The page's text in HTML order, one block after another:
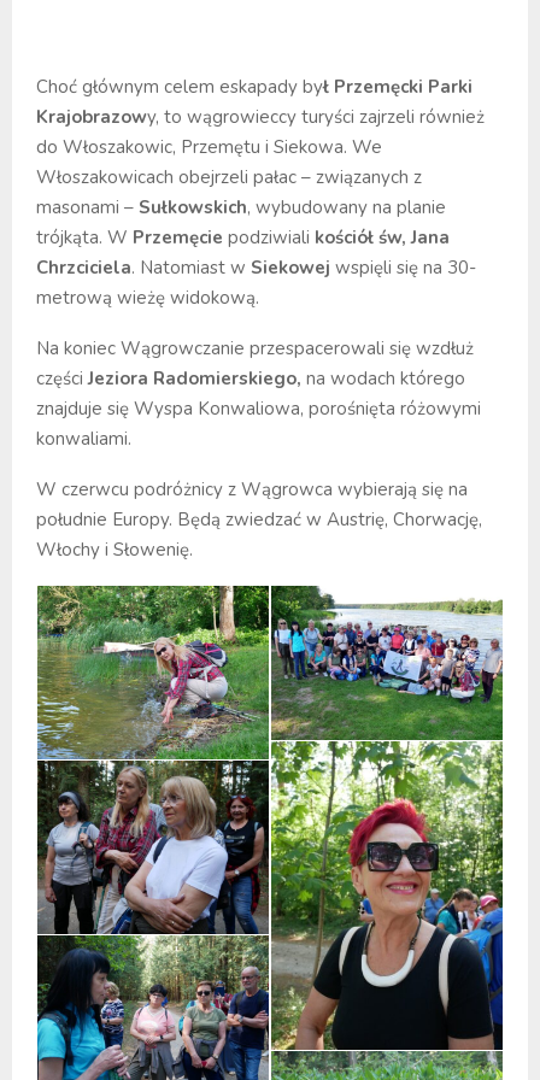
Choć głównym celem eskapady był Przemęcki Parki
Krajobrazowy, to wągrowieccy turyści zajrzeli również
do Włoszakowic, Przemętu i Siekowa. We
Włoszakowicach obejrzeli pałac – związanych z
masonami – Sułkowskich, wybudowany na planie
trójkąta. W Przemęcie podziwiali kościół św, Jana
Chrzciciela. Natomiast w Siekowej wspięli się na 30-
metrową wieżę widokową.
Na koniec Wągrowczanie przespacerowali się wzdłuż
częściJeziora Radomierskiego, na wodach którego
znajduje się Wyspa Konwaliowa, porośnięta różowymi
konwaliami.
W czerwcu podróżnicy z Wągrowca wybierają się na
południe Europy. Będą zwiedzać w Austrię, Chorwację,
Włochy i Słowenię.